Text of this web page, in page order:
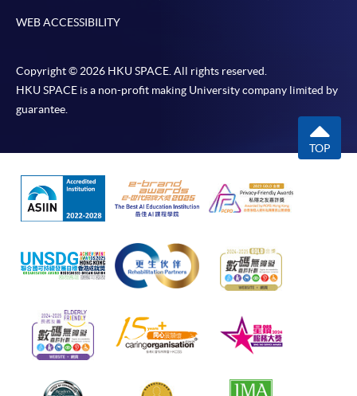
WEB ACCESSIBILITY
Copyright © 2026 HKU SPACE. All rights reserved.
HKU SPACE is a non-profit making University company limited by
guarantee.
TOP